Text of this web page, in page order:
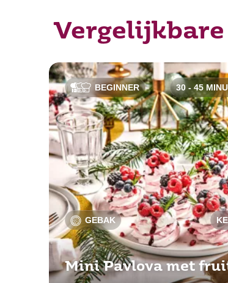
BEGINNER
GEBAK
30 - 45
Mini Pavlova met